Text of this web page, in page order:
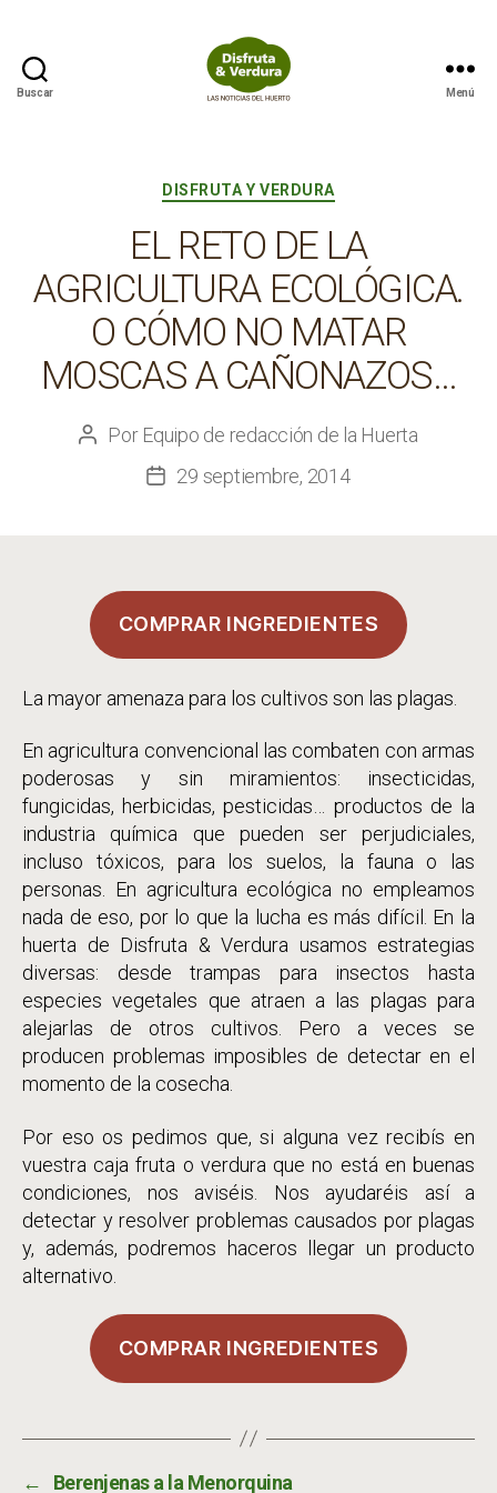
Buscar Menú
Categorías
DISFRUTA Y VERDURA
EL RETO DE LA
AGRICULTURA ECOLÓGICA.
O CÓMO NO MATAR
MOSCAS A CAÑONAZOS…
Autor
Por Equipo de redacción de la Huerta
Fecha
29 septiembre, 2014
COMPRAR INGREDIENTES
La mayor amenaza para los cultivos son las plagas.
En agricultura convencional las combaten con armas
poderosas y sin miramientos: insecticidas,
fungicidas, herbicidas, pesticidas… productos de la
industria química que pueden ser perjudiciales,
incluso tóxicos, para los suelos, la fauna o las
personas. En agricultura ecológica no empleamos
nada de eso, por lo que la lucha es más difícil. En la
huerta de Disfruta & Verdura usamos estrategias
diversas: desde trampas para insectos hasta
especies vegetales que atraen a las plagas para
alejarlas de otros cultivos. Pero a veces se
producen problemas imposibles de detectar en el
momento de la cosecha.
Por eso os pedimos que, si alguna vez recibís en
vuestra caja fruta o verdura que no está en buenas
condiciones, nos aviséis. Nos ayudaréis así a
detectar y resolver problemas causados por plagas
y, además, podremos haceros llegar un producto
alternativo.
COMPRAR INGREDIENTES
← Berenjenas a la Menorquina